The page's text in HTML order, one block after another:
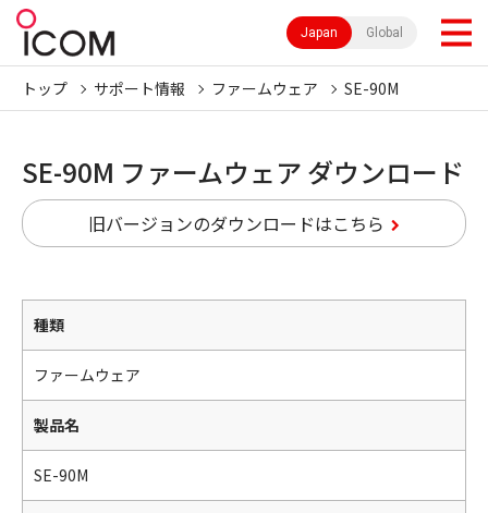
Japan Global
トップ サポート情報 ファームウェア SE-90M
SE-90M ファームウェア ダウンロード
旧バージョンのダウンロードはこちら
種類
ファームウェア
製品名
SE-90M